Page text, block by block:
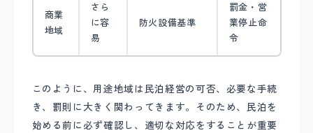
商業
地域
さら
に容
易
防火設備基準
罰金・営
業停止命
令
このように、用途地域は民泊経営の可否、必要な手続
き、罰則に大きく関わってきます。そのため、民泊を
始める前に必ず確認し、適切な対応をすることが重要